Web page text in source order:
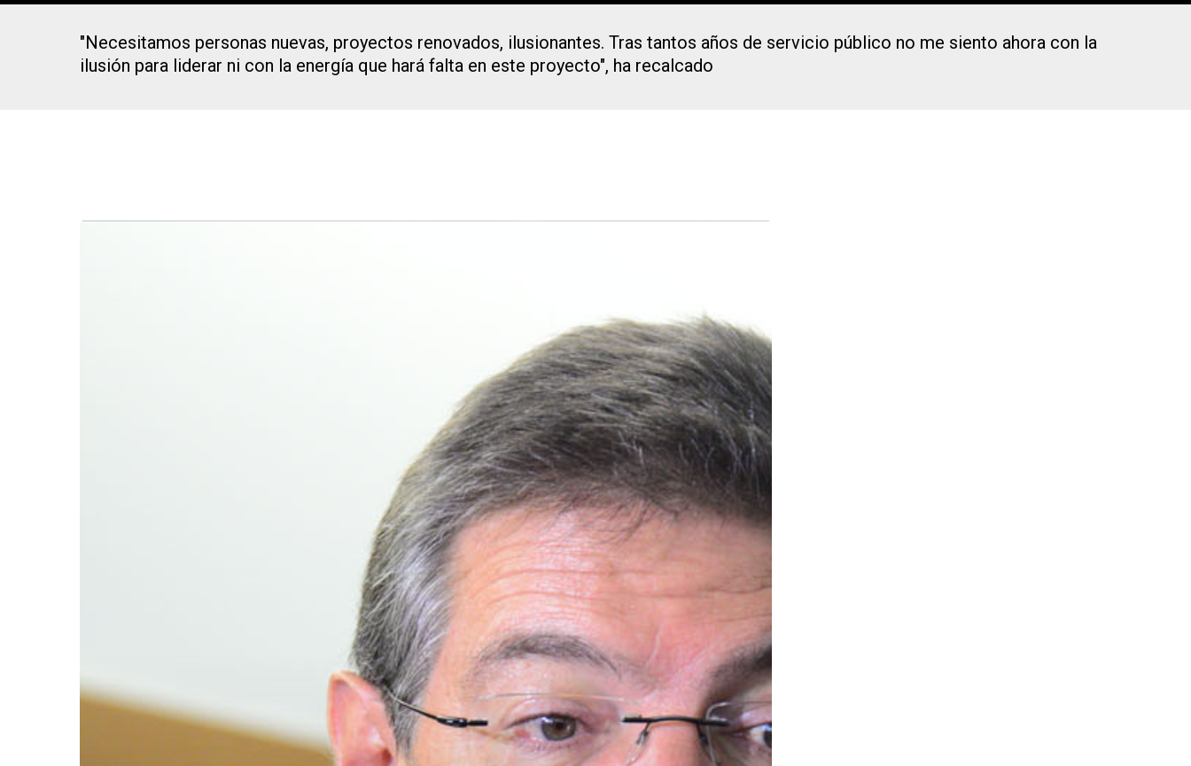
"Necesitamos personas nuevas, proyectos renovados, ilusionantes. Tras tantos años de servicio público no me siento ahora con la
ilusión para liderar ni con la energía que hará falta en este proyecto", ha recalcado